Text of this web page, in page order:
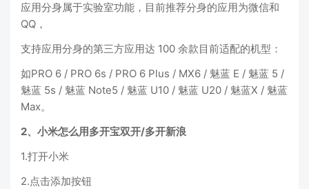
应用分身属于实验室功能，目前推荐分身的应用为微信和
QQ，
支持应用分身的第三方应用达 100 余款目前适配的机型：
如PRO 6 / PRO 6s / PRO 6 Plus / MX6 / 魅蓝 E / 魅蓝 5 /
魅蓝 5s / 魅蓝 Note5 / 魅蓝 U10 / 魅蓝 U20 / 魅蓝X / 魅蓝
Max。
2、小米怎么用多开宝双开/多开新浪
1.打开小米
2.点击添加按钮